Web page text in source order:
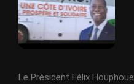
Le Président Félix